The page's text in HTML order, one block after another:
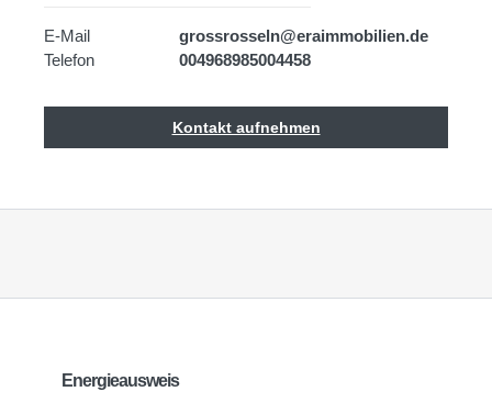
E-Mail
grossrosseln@eraimmobilien.de
Telefon
004968985004458
Kontakt aufnehmen
Energieausweis